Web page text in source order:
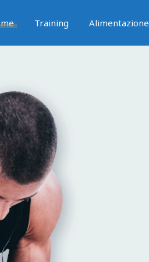
Training Alimentazione